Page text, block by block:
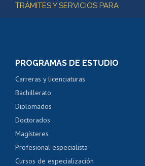
TRÁMITES Y SERVICIOS PARA
PROGRAMAS DE ESTUDIO
Carreras y licenciaturas
Bachillerato
Diplomados
Doctorados
Magísteres
Profesional especialista
Cursos de especialización